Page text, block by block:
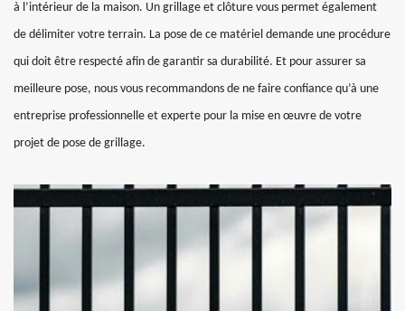
à l’intérieur de la maison. Un grillage et clôture vous permet également
de délimiter votre terrain. La pose de ce matériel demande une procédure
qui doit être respecté afin de garantir sa durabilité. Et pour assurer sa
meilleure pose, nous vous recommandons de ne faire confiance qu’à une
entreprise professionnelle et experte pour la mise en œuvre de votre
projet de pose de grillage.